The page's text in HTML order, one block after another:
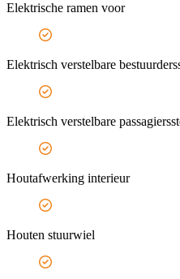
Elektrische ramen voor
Elektrisch verstelbare
Elektrisch verstelbare
Houtafwerking interieur
Houten stuurwiel